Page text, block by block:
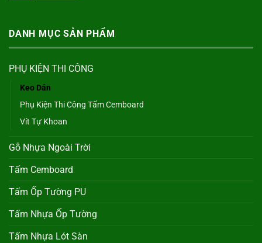
DANH MỤC SẢN PHẨM
PHỤ KIỆN THI CÔNG
Keo Dán
Phụ Kiện Thi Công Tấm Cemboard
Vít Tự Khoan
Gỗ Nhựa Ngoài Trời
Tấm Cemboard
Tấm Ốp Tường PU
Tấm Nhựa Ốp Tường
Tấm Nhựa Lót Sàn